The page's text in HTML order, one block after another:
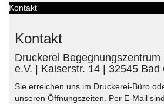
Kontakt
Kontakt
Druckerei
e.V. | Kaiserstr. 14 | 32545 Bad
Sie erreichen uns im Druckerei-Büro
unseren Öffnungszeiten. Per E-Mail